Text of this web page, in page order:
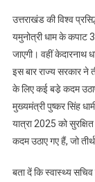
उत्तराखंड की विश्व
यमुनोत्री धाम के कपाट
जाएगी। वहीं केदारनाथ
इस बार राज्य सरकार ने
के लिए कई बडे़ कदम
मुख्यमंत्री पुष्कर सिंह
यात्रा 2025 को
कदम उठाए गए हैं, जो
बता दें कि स्वास्थ्य सचिव